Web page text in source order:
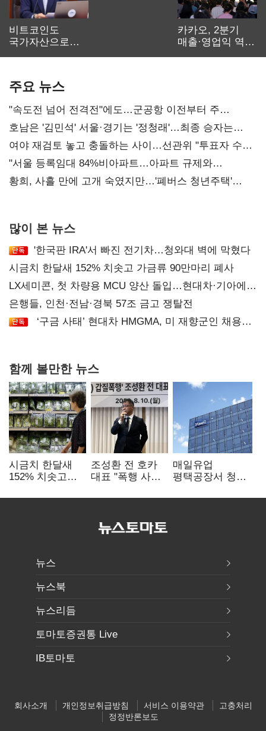
비트코인도
국가자산으로…'
카카오, 2분기
매출·영업익 역대
주요 뉴스
"속도전 넘어 전격전"에도…군공항 이전부터 주
52시간까지 '뇌관'
호남은 '김민석' 서울·경기는 '정청래'…최종 승자는
'안갯속'
여야 재검토 놓고 충돌하는 사이…선관위 "투표자 수
오차 당연"
"서울 등록임대 84%비아파트…아파트 규제와
달리해야"
황희, 사흘 만에 고개 숙였지만…'폐버스 청년주택'
많이 본 뉴스
'한국판 IRA'서 빠진 전기차…청와대 벽에 막혔다
시금치 한달새 152% 치솟고 가금류 90만마리 폐사
LX세미콘, 첫 차량용 MCU 양산 돌입…현대차·기아에
공급
은행들, 인천·전남·경북 57조 금고 쟁탈전
‘구금 사태’ 현대차 HMGMA, 미 재향군인 채용
함께 볼만한 뉴스
시금치 한달새
152% 치솟고
폐사
조성환 전 호카
대표 "폭행 사건,
공작…대기업
매일유업
평택공장서 청소
사망…"안전관리
뉴스
뉴스북
뉴스리듬
토마토증권통 Live
IB토마토
회사소개 개인정보취급방침 서비스 이용약관
고충처리
정정반론보도